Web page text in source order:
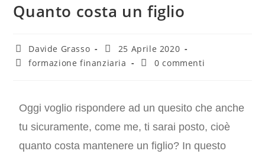
Quanto costa un figlio
Davide Grasso
25 Aprile 2020
formazione finanziaria
0 commenti
Oggi voglio rispondere ad un quesito che anche
tu sicuramente, come me, ti sarai posto, cioè
quanto costa mantenere un figlio? In questo